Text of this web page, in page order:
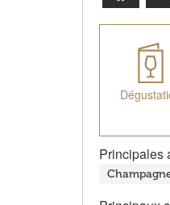
Principales